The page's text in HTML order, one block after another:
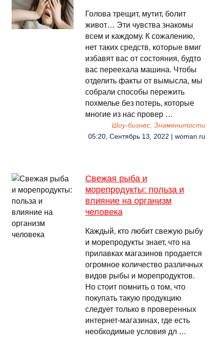
Голова трещит, мутит, болит
живот… Эти чувства знакомы
всем и каждому. К сожалению,
нет таких средств, которые вмиг
избавят вас от состояния, будто
вас переехала машина. Чтобы
отделить факты от вымысла, мы
собрали способы пережить
похмелье без потерь, которые
многие из нас провер …
Шоу-бизнес, Знаменитости
05:20, Сентябрь 13, 2022 | woman.ru
Свежая рыба и
морепродукты: польза и
влияние на организм
человека
Каждый, кто любит свежую рыбу
и морепродукты знает, что на
прилавках магазинов продается
огромное количество различных
видов рыбы и морепродуктов.
Но стоит помнить о том, что
покупать такую продукцию
следует только в проверенных
интернет-магазинах, где есть
необходимые условия дл …